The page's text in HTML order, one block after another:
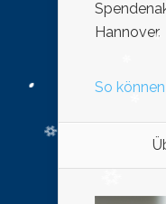
Hannover.
So